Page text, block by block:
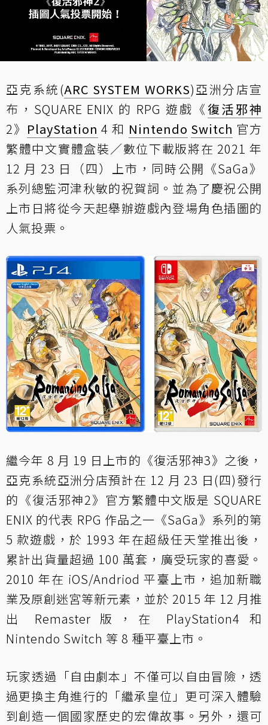
亞克系統(ARC SYSTEM WORKS)亞洲分店宣
布，SQUARE ENIX 的 RPG 遊戲《復活邪神
2》 PlayStation 4 和 Nintendo Switch 官方
繁體中文實體盒裝／數位下載版將在 2021 年
12 月 23 日（四）上市，同時公開《SaGa》
系列總監河津秋敏的祝賀詞。並為了慶祝公開
上市日將從今天起舉辦遊戲內登場角色插圖的
人氣投票。
繼今年 8 月 19 日上市的《復活邪神3》之後，
亞克系統亞洲分店預計在 12 月 23 日(四)發行
的《復活邪神2》官方繁體中文版是 SQUARE
ENIX 的代表 RPG 作品之一《SaGa》系列的第
5 款遊戲，於 1993 年在超級任天堂推出後，
累計出貨量超過 100 萬套，廣受玩家的喜愛。
2010 年在 iOS/Andriod 平臺上市，追加新職
業及原創迷宮等新元素，並於 2015 年 12 月推
出 Remaster 版，在 PlayStation4 和
Nintendo Switch 等 8 種平臺上市。
玩家透過「自由劇本」不僅可以自由冒險，透
過更換主角進行的「繼承皇位」更可深入體驗
到創造一個國家歷史的宏偉故事。另外，還可